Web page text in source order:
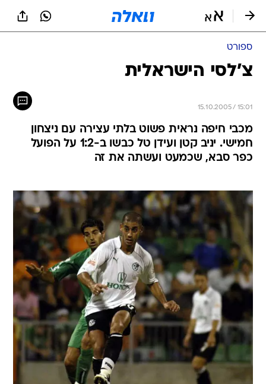
ספורט
צ'לסי הישראלית
15.10.2005 / 15:01
מכבי חיפה נראית פשוט בלתי עצירה עם ניצחון
חמישי. יניב קטן ועידן טל כבשו ב-1:2 על הפועל
כפר סבא, שכמעט ועשתה את זה